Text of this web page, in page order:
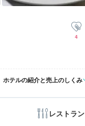
4
ホテルの紹介と売上のしくみ
レストラン